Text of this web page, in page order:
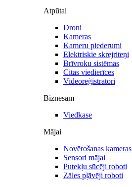
Atpūtai
Droni
Kameras
Kameru piederumi
Elektriskie skrejriteņi
Brīvroku sistēmas
Citas viedierīces
Videoreģistratori
Biznesam
Viedkase
Mājai
Novērošanas kameras
Sensori mājai
Putekļu sūcēji roboti
Zāles pļāvēji roboti